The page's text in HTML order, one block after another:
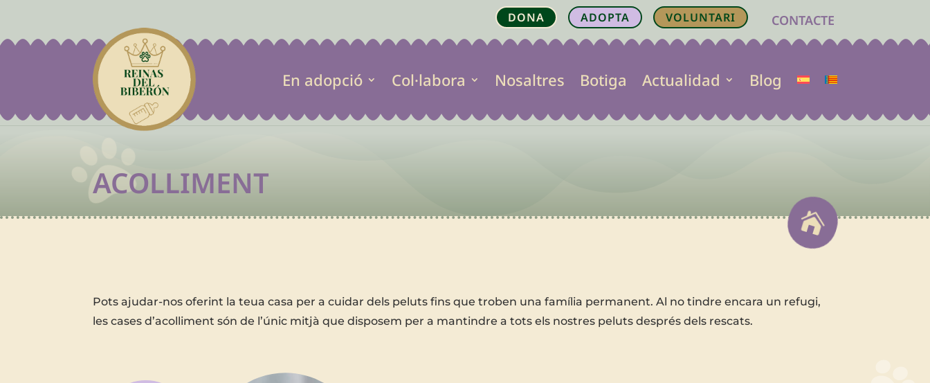
DONA ADOPTA VOLUNTARI CONTACTE
En adopció Col·labora Nosaltres Botiga Actualidad Blog

ACOLLIMENT

Pots ajudar-nos oferint la teua casa per a cuidar dels peluts fins que troben una família permanent. Al no tindre encara un refugi,
les cases d’acolliment són de l’únic mitjà que disposem per a mantindre a tots els nostres peluts després dels rescats.